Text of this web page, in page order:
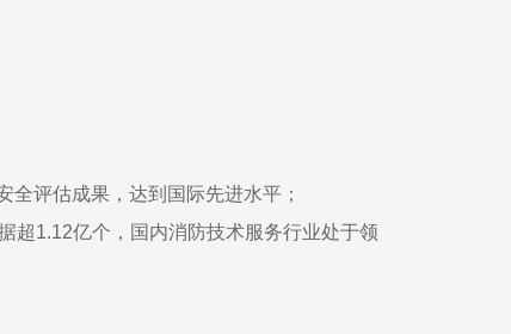
评估成果，达到国际先进水平；
超1.12亿个，国内消防技术服务行业处于领